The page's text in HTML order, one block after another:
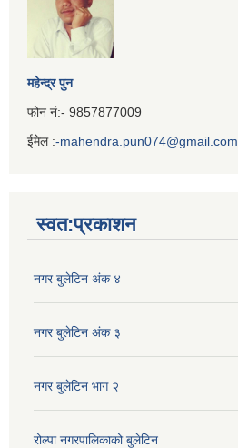
महेन्द्र पुन
फोन नं:- 9857877009
ईमेल :-mahendra.pun074@gmail.com
स्वत:प्रकाशन
नगर बुलेटिन अंक ४
नगर बुलेटिन अंक ३
नगर बुलेटिन भाग २
रोल्पा नगरपालिकाको बुलेटिन